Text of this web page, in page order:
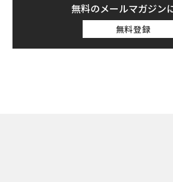
無料のメールマガジン
無料登録